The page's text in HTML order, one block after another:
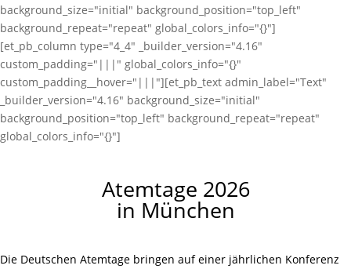
background_size="initial" background_position="top_left"
background_repeat="repeat" global_colors_info="{}"]
[et_pb_column type="4_4" _builder_version="4.16"
custom_padding="|||" global_colors_info="{}"
custom_padding__hover="|||"][et_pb_text admin_label="Text"
_builder_version="4.16" background_size="initial"
background_position="top_left" background_repeat="repeat"
global_colors_info="{}"]
Atemtage 2026
in München
Die Deutschen Atemtage bringen auf einer jährlichen Konferenz